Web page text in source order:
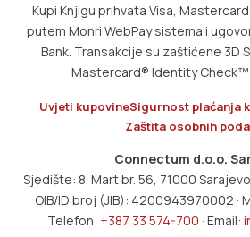
Kupi Knjigu prihvata Visa,
putem Monri WebPay sistema i
Bank. Transakcije su zaštićene 3D
Mastercard® Identity Check™
Uvjeti kupovineSigurnost plaćanja
Zaštita osobnih
Connectum d.o.o.
Sjedište: 8. Mart br. 56, 71000
OIB/ID broj (JIB): 4200943970002 ·
Telefon: +387 33 574-700 · Email: